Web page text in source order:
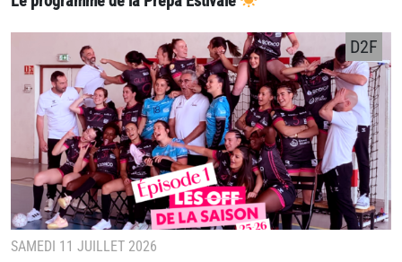
SAMEDI 11 JUILLET 2026
D2F